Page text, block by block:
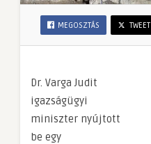
MEGOSZTÁS TWEET
Dr. Varga Judit
igazságügyi
miniszter nyújtott
be egy